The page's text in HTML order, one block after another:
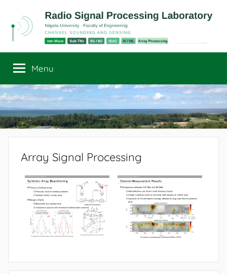
content
Radio
Signal
Processing
Laboratory
Channel
Sounding
Sensing
Menu
Array Signal Processing